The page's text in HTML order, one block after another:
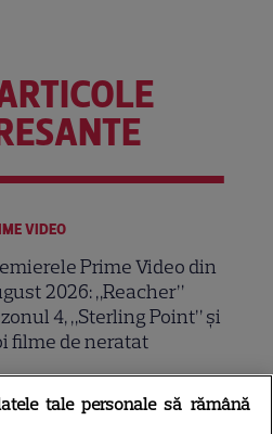
VIDEO
Prime Video din
2026: „Reacher”
4, „Sterling Point” și
filme de neratat
PLUS
tale personale să rămână